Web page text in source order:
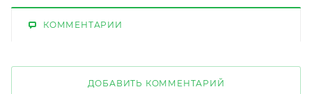
КОММЕНТАРИИ
ДОБАВИТЬ КОММЕНТАРИЙ